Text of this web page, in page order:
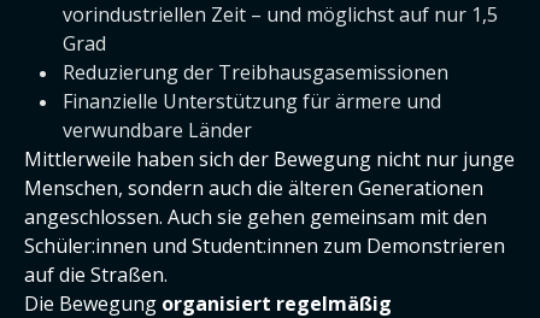
vorindustriellen Zeit – und möglichst auf nur 1,5
Grad
Reduzierung der Treibhausgasemissionen
Finanzielle Unterstützung für ärmere und
verwundbare Länder
Mittlerweile haben sich der Bewegung nicht nur junge
Menschen, sondern auch die älteren Generationen
angeschlossen. Auch sie gehen gemeinsam mit den
Schüler:innen und Student:innen zum Demonstrieren
auf die Straßen.
Die Bewegung organisiert regelmäßig